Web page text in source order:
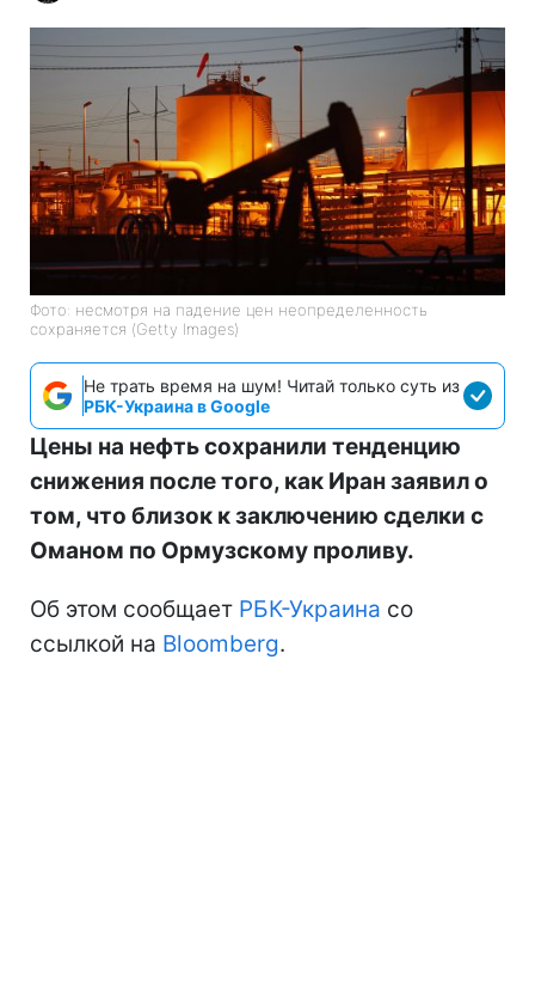
Фото: несмотря на падение цен неопределенность
сохраняется (Getty Images)
Не трать время на шум! Читай только суть из
РБК-Украина в Google
Цены на нефть сохранили тенденцию
снижения после того, как Иран заявил о
том, что близок к заключению сделки с
Оманом по Ормузскому проливу.
Об этом сообщает РБК-Украина со
ссылкой на Bloomberg.